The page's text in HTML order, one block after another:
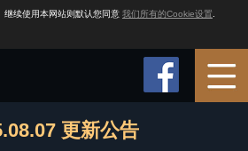
继续使用本网站则默认您同意 我们所有的Cookie设置
首页
更新公告